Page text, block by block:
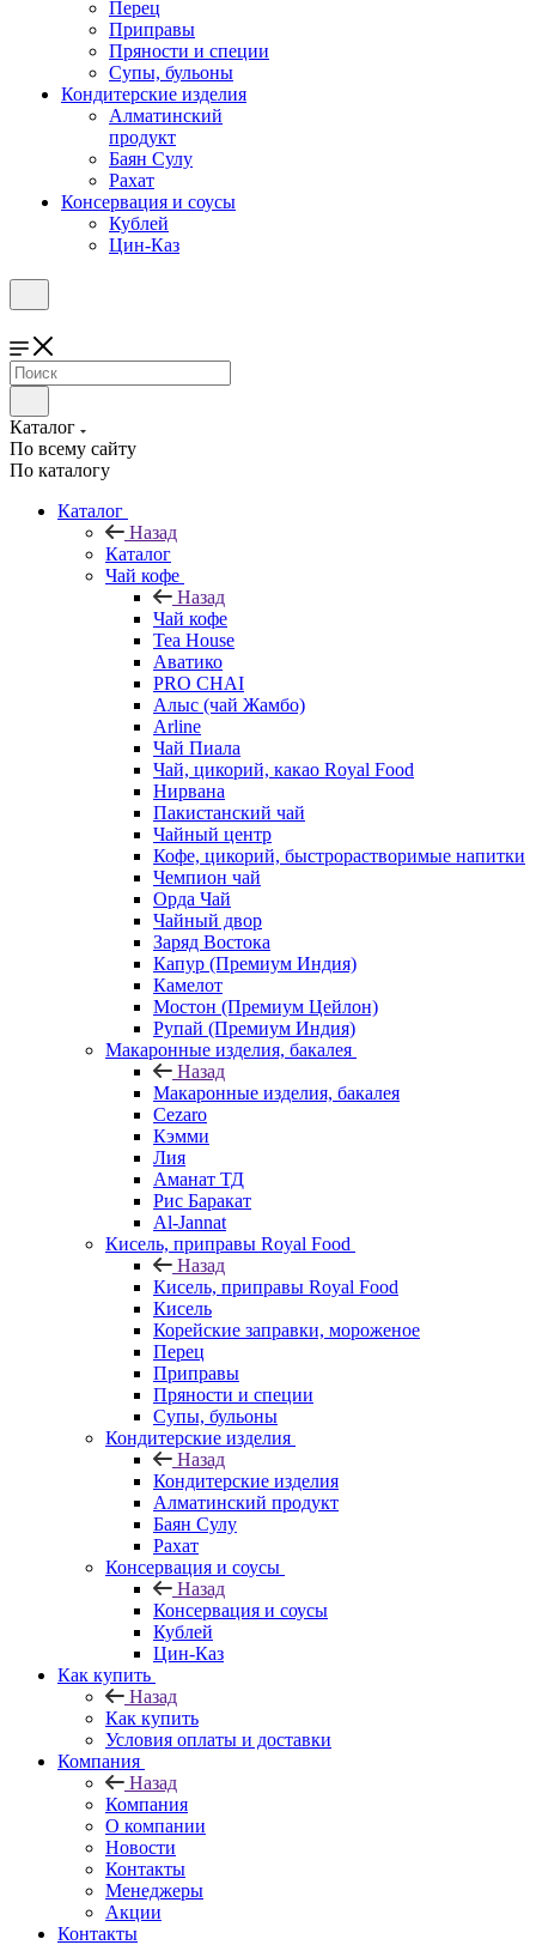
Перец
Приправы
Пряности и специи
Супы, бульоны
Кондитерские изделия
Алматинский
продукт
Баян Сулу
Рахат
Консервация и соусы
Кублей
Цин-Каз
Каталог
По всему сайту
По каталогу
Каталог
Назад
Каталог
Чай кофе
Назад
Чай кофе
Tea House
Аватико
PRO CHAI
Алыс (чай Жамбо)
Arline
Чай Пиала
Чай, цикорий, какао Royal Food
Нирвана
Пакистанский чай
Чайный центр
Кофе, цикорий, быстрорастворимые напитки
Чемпион чай
Орда Чай
Чайный двор
Заряд Востока
Капур (Премиум Индия)
Камелот
Мостон (Премиум Цейлон)
Рупай (Премиум Индия)
Макаронные изделия, бакалея
Назад
Макаронные изделия, бакалея
Cezaro
Кэмми
Лия
Аманат ТД
Рис Баракат
Al-Jannat
Кисель, приправы Royal Food
Назад
Кисель, приправы Royal Food
Кисель
Корейские заправки, мороженое
Перец
Приправы
Пряности и специи
Супы, бульоны
Кондитерские изделия
Назад
Кондитерские изделия
Алматинский продукт
Баян Сулу
Рахат
Консервация и соусы
Назад
Консервация и соусы
Кублей
Цин-Каз
Как купить
Назад
Как купить
Условия оплаты и доставки
Компания
Назад
Компания
О компании
Новости
Контакты
Менеджеры
Акции
Контакты